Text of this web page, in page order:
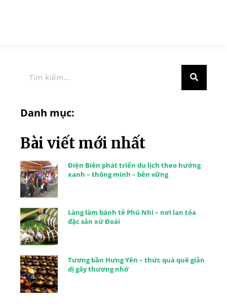
Danh mục:
Bài viết mới nhất
Điện Biên phát triển du lịch theo hướng
xanh – thông minh – bền vững
Làng làm bánh tẻ Phú Nhi – nơi lan tỏa
đặc sản xứ Đoài
Tương bần Hưng Yên – thức quà quê giản
dị gây thương nhớ